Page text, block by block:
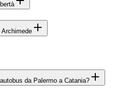
da Palermo a Catania?